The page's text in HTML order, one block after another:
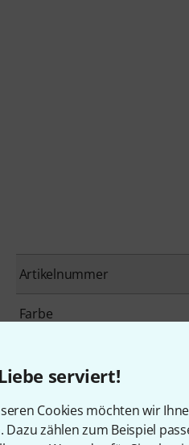
serviert!
Cookies möchten wir
Dazu zählen zum Beispiel
Artikelnummer
Farbe
Mensur